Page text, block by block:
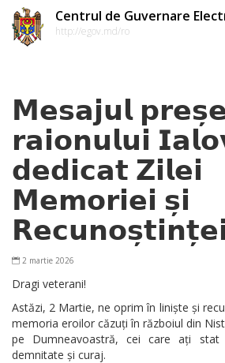
Centrul de Guvernare
http://egov.md/ro
𝗠𝗲𝘀𝗮𝗷𝘂𝗹
𝗿𝗮𝗶𝗼𝗻𝘂𝗹𝘂𝗶
𝗱𝗲𝗱𝗶𝗰𝗮𝘁 𝗭𝗶𝗹𝗲𝗶
𝗠𝗲𝗺𝗼𝗿𝗶𝗲𝗶 𝘀̦𝗶
𝗥𝗲𝗰𝘂𝗻𝗼𝘀̦𝘁𝗶𝗻𝘁̦𝗲𝗶
2 martie 2026
Dragi veterani!
Astăzi, 2 Martie, ne oprim în liniște și
memoria eroilor căzuți în războiul din
pe Dumneavoastră, cei care ați
demnitate și curaj.